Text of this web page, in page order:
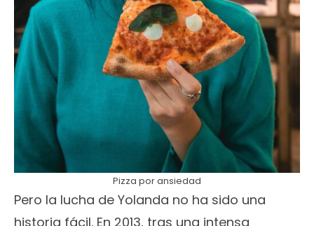
Pizza por ansiedad
Pero la lucha de Yolanda no ha sido una
historia fácil. En 2013, tras una intensa